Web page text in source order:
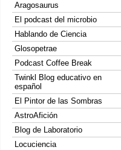
Aragosaurus
El podcast del microbio
Hablando de Ciencia
Glosopetrae
Podcast Coffee Break
Twinkl Blog educativo en
español
El Pintor de las Sombras
AstroAfición
Blog de Laboratorio
Locuciencia